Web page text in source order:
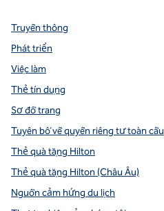
Truyền thông
Phát triển
Việc làm
Thẻ tín dụng
Sơ đồ trang
Tuyên bố về quyền riêng tư toàn cầu
Thẻ quà tặng Hilton
Thẻ quà tặng Hilton (Châu Âu)
Nguồn cảm hứng du lịch